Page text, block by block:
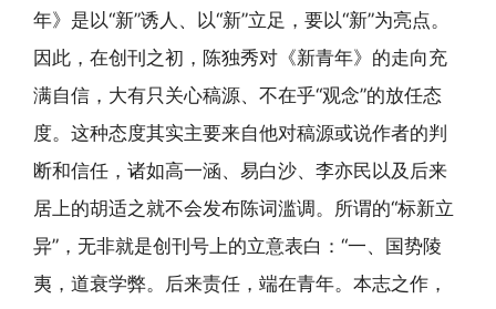
年》是以“新”诱人、以“新”立足，要以“新”为亮点。
因此，在创刊之初，陈独秀对《新青年》的走向充
满自信，大有只关心稿源、不在乎“观念”的放任态
度。这种态度其实主要来自他对稿源或说作者的判
断和信任，诸如高一涵、易白沙、李亦民以及后来
居上的胡适之就不会发布陈词滥调。所谓的“标新立
异”，无非就是创刊号上的立意表白：“一、国势陵
夷，道衰学弊。后来责任，端在青年。本志之作，